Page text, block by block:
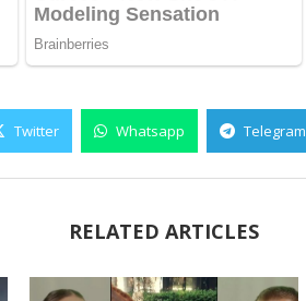
Twitter Whatsapp Telegram
RELATED ARTICLES